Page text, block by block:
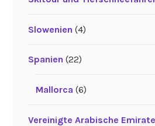
Slowenien (4)
Spanien (22)
Mallorca (6)
Vereinigte Arabische Emirate